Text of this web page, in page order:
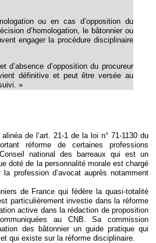
ou en cas d’opposition du
d’homologation, le bâtonnier ou
engager la procédure disciplinaire
d’absence d’opposition du procureur
définitive et peut être versée au
»
de l’art. 21-1 de la loi n° 71-1130 du
réforme de certaines professions
national des barreaux qui est un
doté de la personnalité morale est chargé
profession d’avocat auprès notamment
de France qui fédère la quasi-totalité
particulièrement investie dans la réforme
active dans la rédaction de proposition
au CNB. Sa commission
des bâtonnier un guide pratique qui
qui existe sur la réforme disciplinaire.